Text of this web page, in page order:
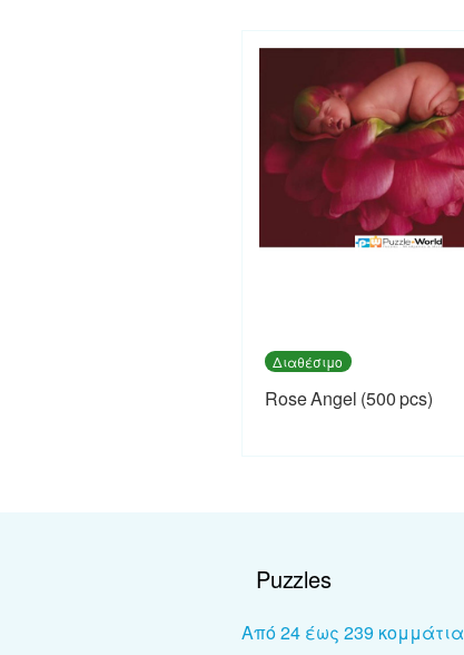
Διαθέσιμο
Rose Angel (500 pcs)
Puzzles
Από 24 έως 239 κομμάτια